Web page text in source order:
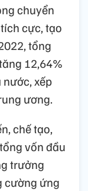
chuyển
cực, tạo
tổng
12,64%
xếp
ương.
chế tạo,
vốn đầu
trưởng
cường ứng